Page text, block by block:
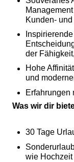
Kunden-
der
Hohe
und
Erfahrungen
Was wir dir
30 Tage
wie Hochzeit